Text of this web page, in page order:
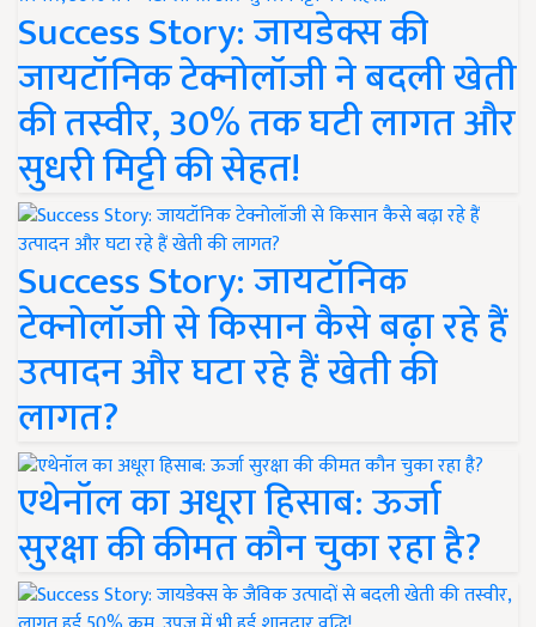
Success Story: जायडेक्स की
जायटॉनिक टेक्नोलॉजी ने बदली खेती
की तस्वीर, 30% तक घटी लागत और
सुधरी मिट्टी की सेहत!
Success Story: जायटॉनिक
टेक्नोलॉजी से किसान कैसे बढ़ा रहे हैं
उत्पादन और घटा रहे हैं खेती की
लागत?
एथेनॉल का अधूरा हिसाब: ऊर्जा
सुरक्षा की कीमत कौन चुका रहा है?